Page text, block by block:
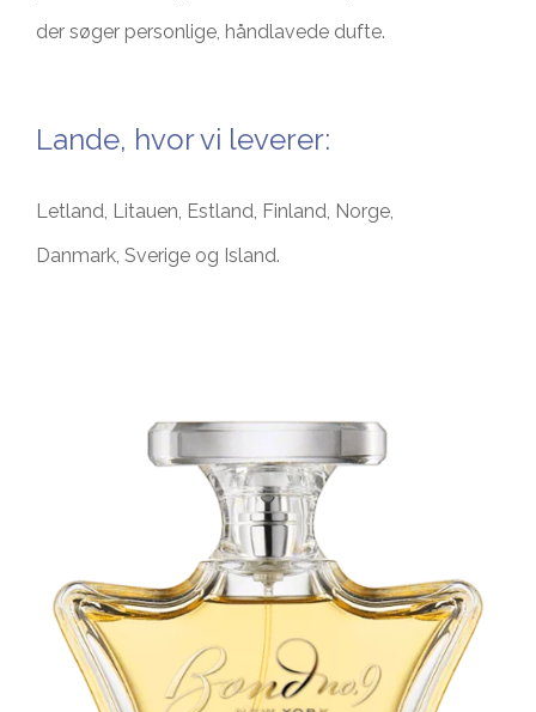
der søger personlige, håndlavede dufte.
Lande, hvor vi leverer:
Letland, Litauen, Estland, Finland, Norge,
Danmark, Sverige og Island.